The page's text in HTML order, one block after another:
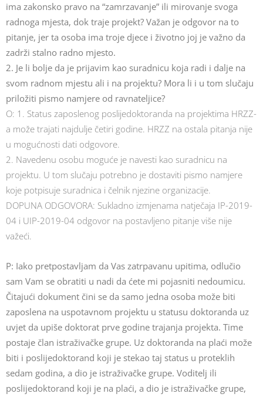
ima zakonsko pravo na “zamrzavanje” ili mirovanje svoga
radnoga mjesta, dok traje projekt? Važan je odgovor na to
pitanje, jer ta osoba ima troje djece i životno joj je važno da
zadrži stalno radno mjesto.
2. Je li bolje da je prijavim kao suradnicu koja radi i dalje na
svom radnom mjestu ali i na projektu? Mora li i u tom slučaju
priložiti pismo namjere od ravnateljice?
O: 1. Status zaposlenog poslijedoktoranda na projektima HRZZ-
a može trajati najdulje četiri godine. HRZZ na ostala pitanja nije
u mogućnosti dati odgovore.
2. Navedenu osobu moguće je navesti kao suradnicu na
projektu. U tom slučaju potrebno je dostaviti pismo namjere
koje potpisuje suradnica i čelnik njezine organizacije.
DOPUNA ODGOVORA: Sukladno izmjenama natječaja IP-2019-
04 i UIP-2019-04 odgovor na postavljeno pitanje više nije
važeći.
P: Iako pretpostavljam da Vas zatrpavanu upitima, odlučio
sam Vam se obratiti u nadi da ćete mi pojasniti nedoumicu.
Čitajući dokument čini se da samo jedna osoba može biti
zaposlena na uspotavnom projektu u statusu doktoranda uz
uvjet da upiše doktorat prve godine trajanja projekta. Time
postaje član istraživačke grupe. Uz doktoranda na plaći može
biti i poslijedoktorand koji je stekao taj status u proteklih
sedam godina, a dio je istraživačke grupe. Voditelj ili
poslijedoktorand koji je na plaći, a dio je istraživačke grupe,